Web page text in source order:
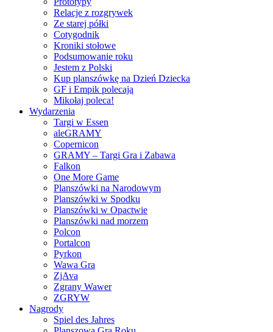
Relacje z rozgrywek
Ze starej półki
Cotygodnik
Kroniki stołowe
Podsumowanie roku
Jestem z Polski
Kup planszówkę na Dzień Dziecka
GF i Empik polecają
Mikołaj poleca!
Wydarzenia
Targi w Essen
aleGRAMY
Copernicon
GRAMY – Targi Gra i Zabawa
Falkon
One More Game
Planszówki na Narodowym
Planszówki w Spodku
Planszówki w Opactwie
Planszówki nad morzem
Polcon
Portalcon
Pyrkon
Wawa Gra
ZjAva
Zgrany Wawer
ZGRYW
Nagrody
Spiel des Jahres